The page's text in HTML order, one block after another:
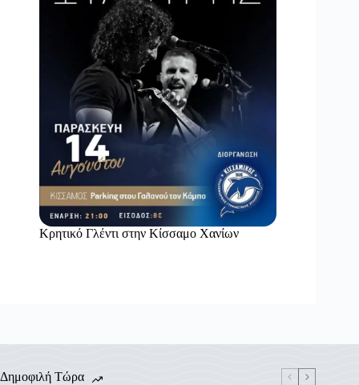
Κρητικό Γλέντι στην Κίσσαμο Χανίων
Δημοφιλή Τώρα